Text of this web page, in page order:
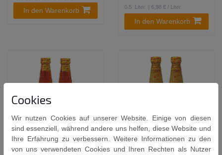
In den Warenkorb 0.5 Liter | 6,98 € / Liter
In den Warenkorb
2er-Pack CHOLIMEX
Doppelpack CHOLIMEX
Cookies
Wir nutzen Cookies auf unserer Website. Einige von diesen
sind essenziell, während andere uns helfen, diese Website und
Ihre Erfahrung zu verbessern. Weitere Informationen zu den
von uns verwendeten Cookies und Ihren Rechten als Nutzer